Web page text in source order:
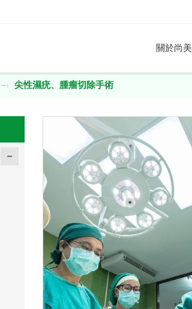
關於尚美
—› 尖性濕疣、腫瘤切除手術